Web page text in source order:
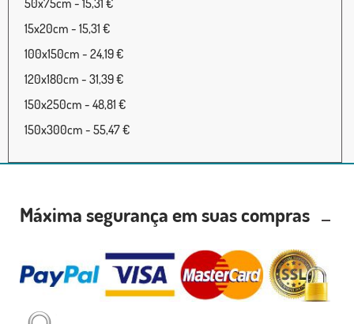
15x20cm - 15,31 €
100x150cm - 24,19 €
120x180cm - 31,39 €
150x250cm - 48,81 €
150x300cm - 55,47 €
Máxima segurança em suas compras